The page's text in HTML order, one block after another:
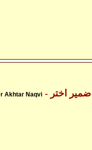
Akhtar Naqvi - علامہ ڈاکٹر سید ضمیر اختر